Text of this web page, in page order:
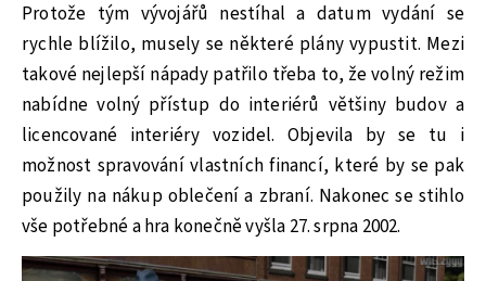
Protože tým vývojářů nestíhal a datum vydání se
rychle blížilo, musely se některé plány vypustit. Mezi
takové nejlepší nápady patřilo třeba to, že volný režim
nabídne volný přístup do interiérů většiny budov a
licencované interiéry vozidel. Objevila by se tu i
možnost spravování vlastních financí, které by se pak
použily na nákup oblečení a zbraní. Nakonec se stihlo
vše potřebné a hra konečně vyšla 27. srpna 2002.